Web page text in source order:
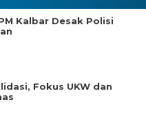
Kalbar Desak Polisi
Fokus UKW dan